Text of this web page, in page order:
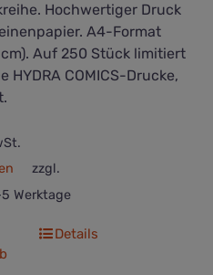
Hochwertiger Druck
A4-Format
cm). Auf 250 Stück limitiert
HYDRA COMICS-Drucke,
zzgl.
Werktage
Details